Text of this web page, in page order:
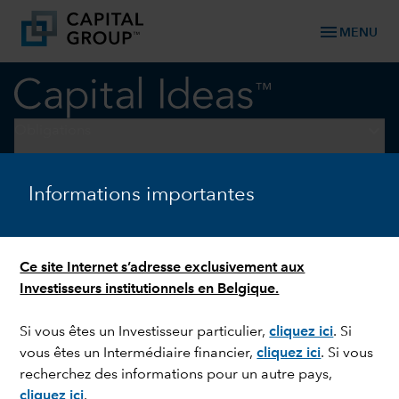
Informations importantes
Ce site Internet s’adresse exclusivement aux
Investisseurs institutionnels en Belgique.
Si vous êtes un Investisseur particulier,cliquez ici. Si
vous êtes un Intermédiaire financier,cliquez ici. Si vous
recherchez des informations pour un autre pays,
cliquez ici.
menu MENU
GESTION OBLIGATAIRE
Comment positionner son
portefeuille en vue du
prochain cycle économique ?